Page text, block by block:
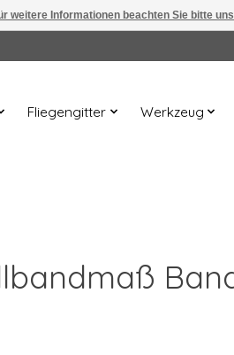
Fliegengitter Werkzeug
weitere Informationen beachten Sie bitte